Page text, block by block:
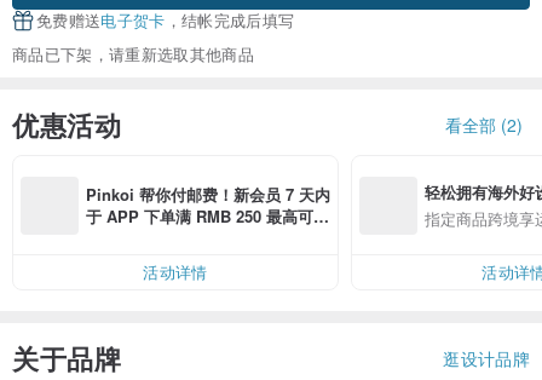
免费赠送电子贺卡 ，结帐完成后填写
商品已下架，请重新选取其他商品
优惠活动 看全部 (2)
Pinkoi 帮你付邮费！新会员 7 天内
于 APP 下单满 RMB 250 最高可折
活动详情
轻松拥有海外好
指定商品跨境享
活动详
关于品牌 逛设计品牌